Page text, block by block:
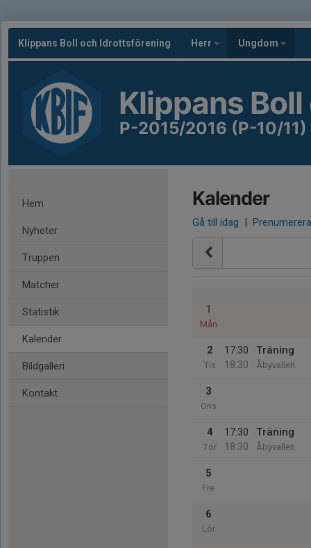
Klippans Boll och Idrottsförening Herr Ungdom
Klippans
P-2015/2016 (P-10/11)
Hem
Nyheter
Truppen
Matcher
Statistik
Kalender
Bildgalleri
Kontakt
Kalender
Gå till idag | Prenumerera
1
Mån
2
Tis
17:30
18:30
Träning
Åbyvallen
3
Ons
4
Tor
17:30
18:30
Träning
Åbyvallen
5
Fre
6
Lör